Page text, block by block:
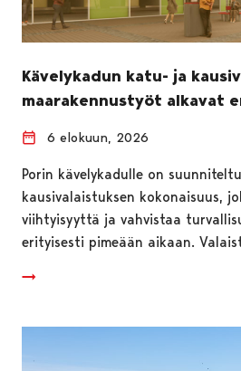
Kävelykadun katu- ja
maarakennustyöt alkavat
6 elokuun, 2026
Porin kävelykadulle on
kausivalaistuksen kokonaisuus,
viihtyisyyttä ja vahvistaa
erityisesti pimeään aikaan.